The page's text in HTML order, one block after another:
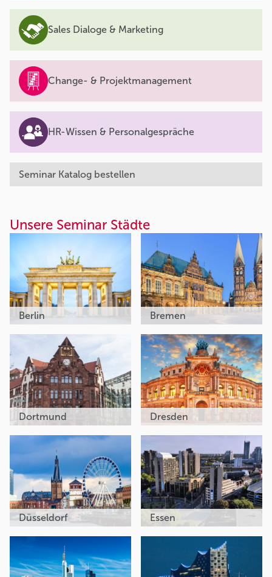
Sales Dialoge & Marketing
Change- & Projektmanagement
HR-Wissen & Personalgespräche
Seminar Katalog bestellen
Unsere Seminar Städte
Berlin Bremen
Dortmund Dresden
Düsseldorf Essen